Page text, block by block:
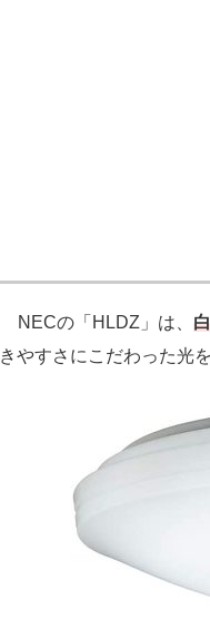
NECの「HLDZ」は、
きやすさにこだわった光